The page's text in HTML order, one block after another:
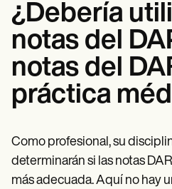
¿Debería
notas del
notas del
práctica
Como profesional, su
determinarán si las notas
más adecuada. Aquí no hay